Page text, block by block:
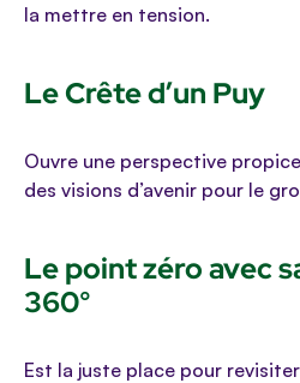
la mettre en tension.
Le Crête d’un Puy
Ouvre une perspective
des visions d’avenir pour le
Le point zéro avec
360°
Est la juste place pour